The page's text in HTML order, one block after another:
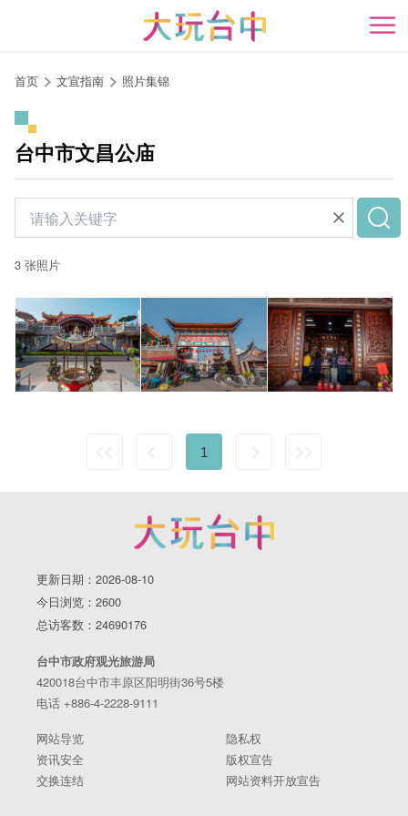
开
首页 文宣指南 照片集锦
台中市文昌公庙
3 张照片
1
更新日期：2026-08-10
今日浏览：2600
总访客数：24690176
台中市政府观光旅游局
420018台中市丰原区阳明街36号5楼
电话 +886-4-2228-9111
网站导览
隐私权
资讯安全
版权宣告
交换连结
网站资料开放宣告